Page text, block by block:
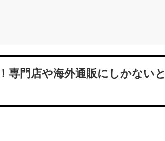
専門店や海外通販にしかない